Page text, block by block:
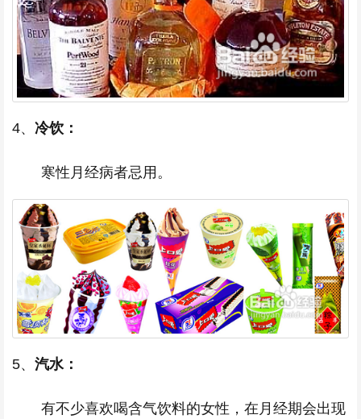
4、 冷饮：
寒性月经病者忌用。
5、 汽水：
有不少喜欢喝含气饮料的女性，在月经期会出现